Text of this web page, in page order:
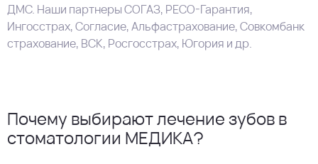
ДМС. Наши партнеры СОГАЗ, РЕСО-Гарантия,
Ингосстрах, Согласие, Альфастрахование, Совкомбанк
страхование, ВСК, Росгосстрах, Югория и др.
Почему выбирают лечение зубов в
стоматологии МЕДИКА?